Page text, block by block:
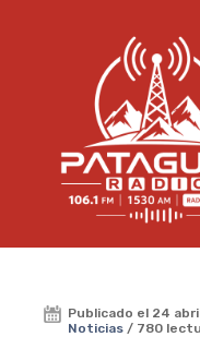
Publicado el 24
Noticias / 780